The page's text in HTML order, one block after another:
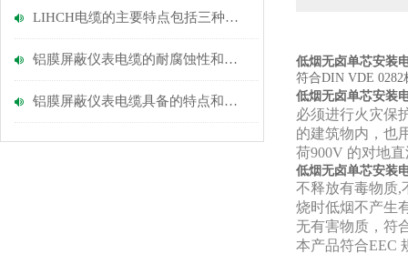
LIHCH电缆的主要特点包括三种，分别是？
铝膜屏蔽仪表电缆的耐腐蚀性和环境适应能力
铝膜屏蔽仪表电缆具备的特点和使用注意点
低烟无卤单芯安装
符合DIN VDE
低烟无卤单芯安装
必须进行火灾保
的建筑物内，也
荷900V 的对地
低烟无卤单芯安装
不释放有毒物质,
烧时低烟不产生
无有害物质，符
本产品符合EEC